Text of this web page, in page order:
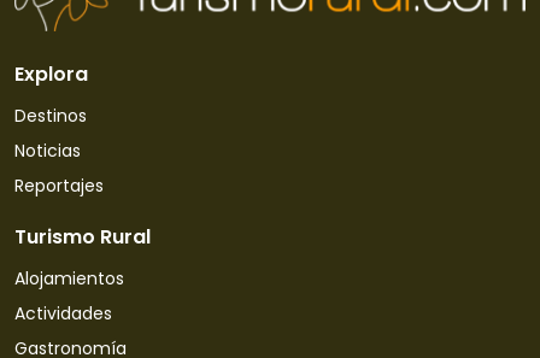
Explora
Destinos
Noticias
Reportajes
Turismo Rural
Alojamientos
Actividades
Gastronomía